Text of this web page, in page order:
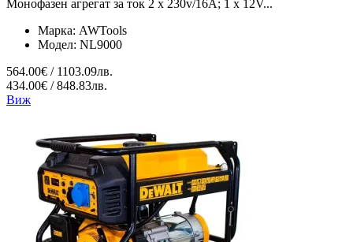
Монофазен агрегат за ток 2 x 230v/16A; 1 x 12V...
Марка: AWTools
Модел: NL9000
564.00€ / 1103.09лв.
434.00€ / 848.83лв.
Виж